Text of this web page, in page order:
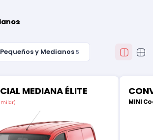
Pequeños y Medianos 5
MEDIANA ÉLITE
MINI